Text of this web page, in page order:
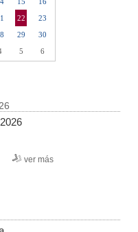
15
16
22
23
29
30
5 6
ver más